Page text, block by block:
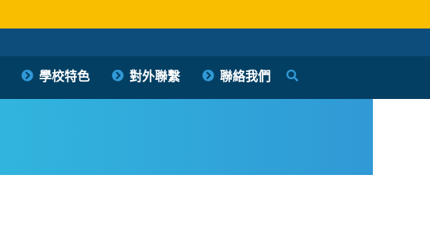
學校特色 對外聯繫 聯絡我們